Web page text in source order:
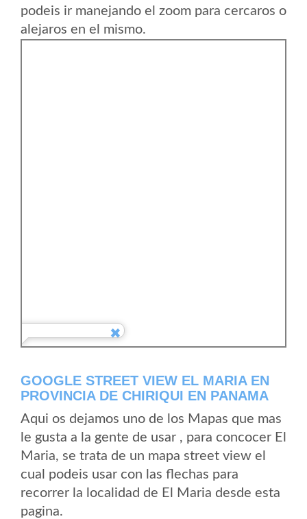
podeis ir manejando el zoom para cercaros o
alejaros en el mismo.
GOOGLE STREET VIEW EL MARIA EN
PROVINCIA DE CHIRIQUI EN PANAMA
Aqui os dejamos uno de los Mapas que mas
le gusta a la gente de usar , para concocer El
Maria, se trata de un mapa street view el
cual podeis usar con las flechas para
recorrer la localidad de El Maria desde esta
pagina.